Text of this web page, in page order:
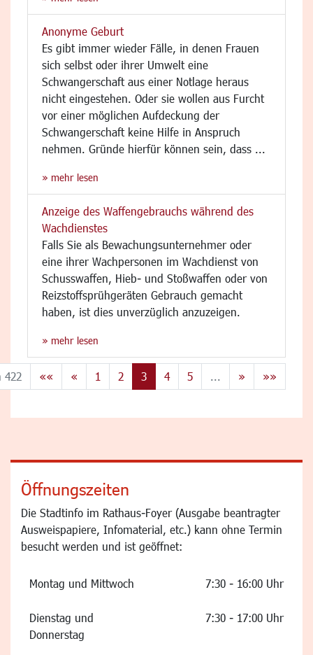
Anonyme Geburt
Es gibt immer wieder Fälle, in denen Frauen
sich selbst oder ihrer Umwelt eine
Schwangerschaft aus einer Notlage heraus
nicht eingestehen. Oder sie wollen aus Furcht
vor einer möglichen Aufdeckung der
Schwangerschaft keine Hilfe in Anspruch
nehmen. Gründe hierfür können sein, dass ...
» mehr lesen
Anzeige des Waffengebrauchs während des
Wachdienstes
Falls Sie als Bewachungsunternehmer oder
eine ihrer Wachpersonen im Wachdienst von
Schusswaffen, Hieb- und Stoßwaffen oder von
Reizstoffsprühgeräten Gebrauch gemacht
haben, ist dies unverzüglich anzuzeigen.
» mehr lesen
422 «« « 1 2 3 4 5 ... » »»
Öffnungszeiten
Die Stadtinfo im Rathaus-Foyer (Ausgabe beantragter
Ausweispapiere, Infomaterial, etc.) kann ohne Termin
besucht werden und ist geöffnet:
Montag und Mittwoch 7:30 - 16:00 Uhr
Dienstag und
Donnerstag
7:30 - 17:00 Uhr